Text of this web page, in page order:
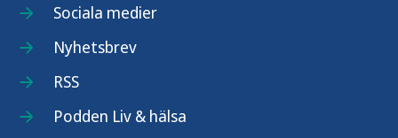
Sociala medier
Nyhetsbrev
RSS
Podden Liv & hälsa